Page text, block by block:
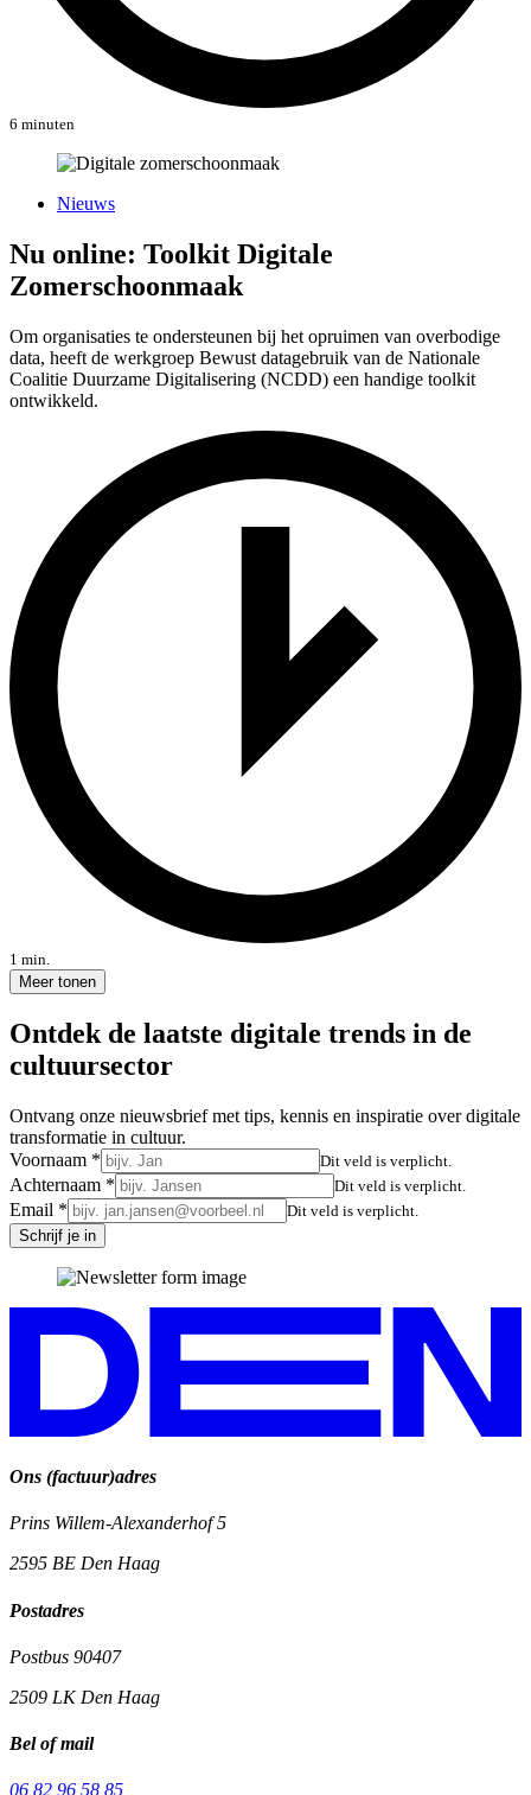
6 minuten
Nieuws
Nu online: Toolkit Digitale
Zomerschoonmaak
Om organisaties te ondersteunen bij het opruimen van overbodige
data, heeft de werkgroep Bewust datagebruik van de Nationale
Coalitie Duurzame Digitalisering (NCDD) een handige toolkit
ontwikkeld.
1 min.
Meer tonen
Ontdek de laatste digitale trends in de
cultuursector
Ontvang onze nieuwsbrief met tips, kennis en inspiratie over digitale
transformatie in cultuur.
Voornaam * Dit veld is verplicht.
Achternaam * Dit veld is verplicht.
Email *
Dit veld is verplicht.
Schrijf je in
Ons (factuur)adres
Prins Willem-Alexanderhof 5
2595 BE Den Haag
Postadres
Postbus 90407
2509 LK Den Haag
Bel of mail
06 82 96 58 85